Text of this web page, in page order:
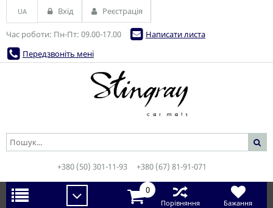
Час роботи: Пн-Пт: 09.00-17.00
Написати листа
Передзвоніть мені
UA Вхід Реєстрація
+380 (50) 301-11-93 +380 (67) 81-91-071
0
Порівняння Бажання